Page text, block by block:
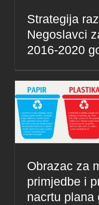
Strategija
Negoslavci
2016-2020
Obrazac za
primjedbe i
nacrtu plana